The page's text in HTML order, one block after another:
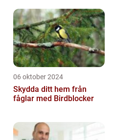
06 oktober 2024
Skydda ditt hem från
fåglar med Birdblocker